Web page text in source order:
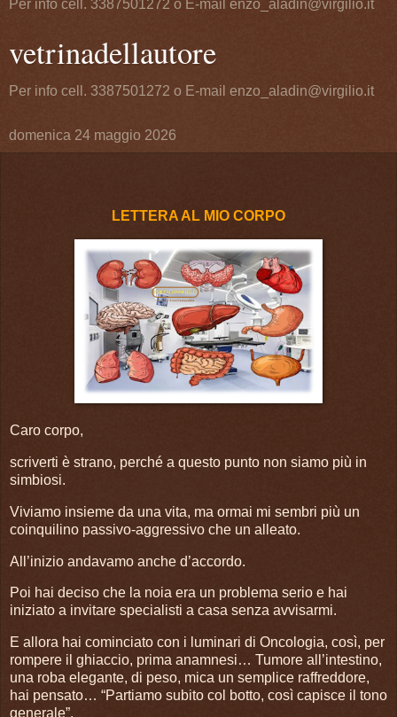
Per info cell. 3387501272 o E-mail enzo_aladin@virgilio.it
vetrinadellautore
Per info cell. 3387501272 o E-mail enzo_aladin@virgilio.it
domenica 24 maggio 2026
LETTERA AL MIO CORPO
Caro corpo,
scriverti è strano, perché a questo punto non siamo più in
simbiosi.
Viviamo insieme da una vita, ma ormai mi sembri più un
coinquilino passivo-aggressivo che un alleato.
All’inizio andavamo anche d’accordo.
Poi hai deciso che la noia era un problema serio e hai
iniziato a invitare specialisti a casa senza avvisarmi.
E allora hai cominciato con i luminari di Oncologia, così, per
rompere il ghiaccio, prima anamnesi… Tumore all’intestino,
una roba elegante, di peso, mica un semplice raffreddore,
hai pensato… “Partiamo subito col botto, così capisce il tono
generale”.